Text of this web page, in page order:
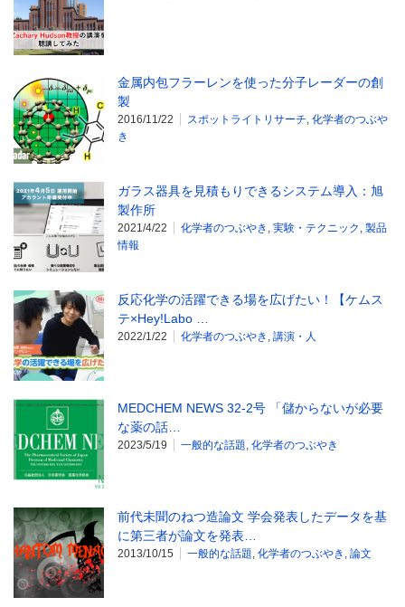
金属内包フラーレンを使った分子レーダーの創
製
2016/11/22 スポットライトリサーチ, 化学者のつぶや
き
ガラス器具を見積もりできるシステム導入：旭
製作所
2021/4/22 化学者のつぶやき , 実験・テクニック , 製品
情報
反応化学の活躍できる場を広げたい！【ケムス
テ×Hey!Labo …
2022/1/22 化学者のつぶやき , 講演・人
MEDCHEM NEWS 32-2号 「儲からないが必要
な薬の話…
2023/5/19 一般的な話題, 化学者のつぶやき
前代未聞のねつ造論文 学会発表したデータを基
に第三者が論文を発表…
2013/10/15 一般的な話題, 化学者のつぶやき , 論文